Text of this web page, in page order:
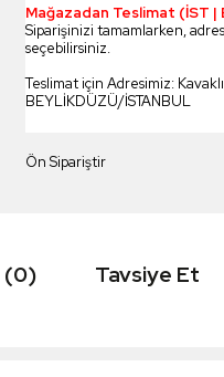
Mağazadan Teslimat (İST |
Siparişinizi tamamlarken,
seçebilirsiniz.
Teslimat için Adresimiz:
BEYLİKDÜZÜ/İSTANBUL
Ön Sipariştir
(0) Tavsiye Et